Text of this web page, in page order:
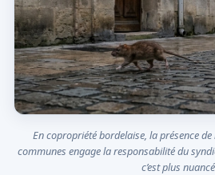
En copropriété bordelaise, la présence
communes engage la responsabilité du
c’est plus